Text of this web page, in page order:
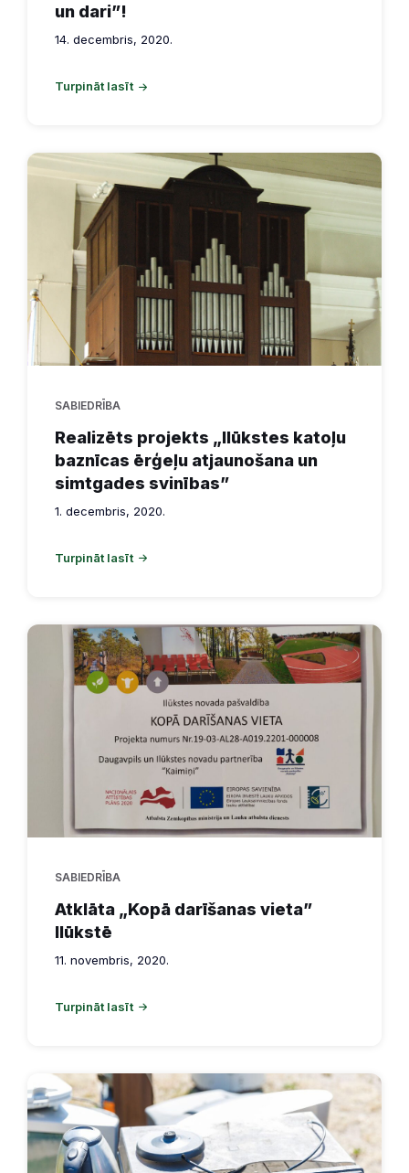
un dari”!
14. decembris, 2020.
Turpināt lasīt
SABIEDRĪBA
Realizēts projekts „Ilūkstes katoļu
baznīcas ērģeļu atjaunošana un
simtgades svinības”
1. decembris, 2020.
Turpināt lasīt
SABIEDRĪBA
Atklāta „Kopā darīšanas vieta”
Ilūkstē
11. novembris, 2020.
Turpināt lasīt